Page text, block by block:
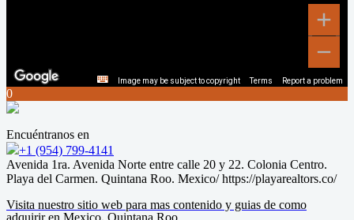
Image may be subject to copyright Terms Report a problem
0
Encuéntranos en
+1 (954) 799-4141
Avenida 1ra. Avenida Norte entre calle 20 y 22. Colonia Centro.
Playa del Carmen. Quintana Roo. Mexico/ https://playarealtors.co/
Visita nuestro sitio web para mas contenido y guias de como
adquirir en Mexico, Quintana Roo